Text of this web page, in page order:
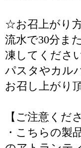
☆お召上がり
流水で30分ま
凍してください
パスタやカル
お召し上がり
【ご注意くだ
・こちらの製